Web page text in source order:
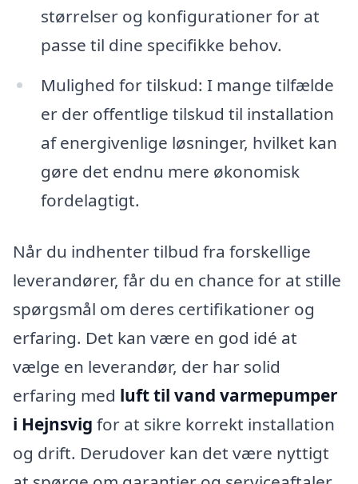
størrelser og konfigurationer for at
passe til dine specifikke behov.
Mulighed for tilskud: I mange tilfælde
er der offentlige tilskud til installation
af energivenlige løsninger, hvilket kan
gøre det endnu mere økonomisk
fordelagtigt.
Når du indhenter tilbud fra forskellige
leverandører, får du en chance for at stille
spørgsmål om deres certifikationer og
erfaring. Det kan være en god idé at
vælge en leverandør, der har solid
erfaring med luft til vand varmepumper
i Hejnsvig for at sikre korrekt installation
og drift. Derudover kan det være nyttigt